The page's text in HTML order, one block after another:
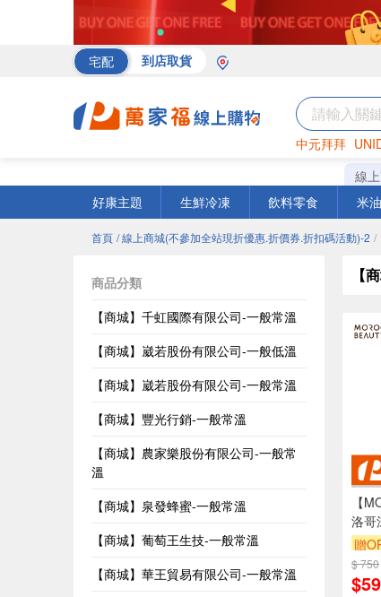
宅配 到店取貨
中元拜拜
巧克力
線
好康主題
生鮮冷凍 飲料零食 米
首頁 / 線上商城(不參加全站現折優惠.折價券.折扣碼活動)-2 /
商品分類
【商城】千虹國際有限公司-一般常溫
【商城】崴若股份有限公司-一般低溫
【商城】崴若股份有限公司-一般常溫
【商城】豐光行銷-一般常溫
【商城】農家樂股份有限公司-一般常
溫
【商城】泉發蜂蜜-一般常溫
【商城】葡萄王生技-一般常溫
【商城】華王貿易有限公司-一般常溫
【
【
洛哥
贈
$ 750